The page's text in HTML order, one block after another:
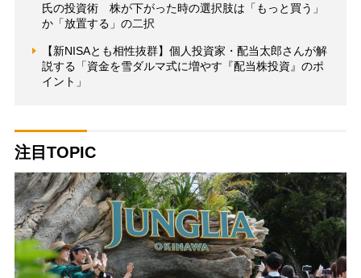
氏の投資術 株が下がった時の選択肢は「もっと買う」
か「放置する」の二択
【新NISAとも相性抜群】個人投資家・配当太郎さんが解
説する「資金を雪ダルマ式に増やす『配当株投資』のポ
イント」
注目TOPIC